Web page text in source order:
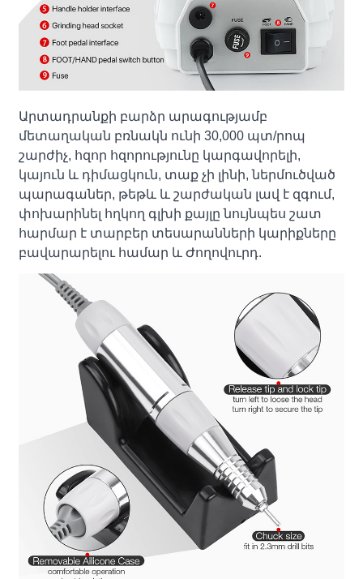
Արտադրանքի բարձր արագությամբ
մետաղական բռնակն ունի 30,000 պտ/րոպ
շարժիչ, հզոր հզորությունը կարգավորելի,
կայուն և դիմացկուն, տաք չի լինի, ներմուծված
պարագաներ, թեթև և շարժական լավ է զգում,
փոխարինել հղկող գլխի քայլը նույնպես շատ
հարմար է տարբեր տեսարանների կարիքները
բավարարելու համար և Ժողովուրդ.